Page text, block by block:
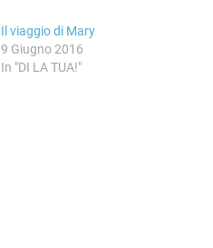
Il viaggio di Mary
9 Giugno 2016
In "DI LA TUA!"